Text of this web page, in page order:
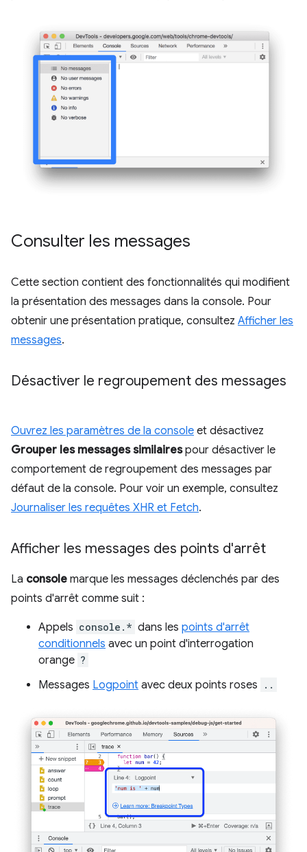
Consulter les messages
Cette section contient des fonctionnalités qui modifient
la présentation des messages dans la console. Pour
obtenir une présentation pratique, consultez Afficher les
messages.
Désactiver le regroupement des messages
Ouvrez les paramètres de la console et désactivez
Grouper les messages similairespour désactiver le
comportement de regroupement des messages par
défaut de la console. Pour voir un exemple, consultez
Journaliser les requêtes XHR et Fetch.
Afficher les messages des points d'arrêt
La console marque les messages déclenchés par des
points d'arrêt comme suit :
Appels console.* dans les points d'arrêt
conditionnels avec un point d'interrogation
orange ?
Messages Logpoint avec deux points roses ..